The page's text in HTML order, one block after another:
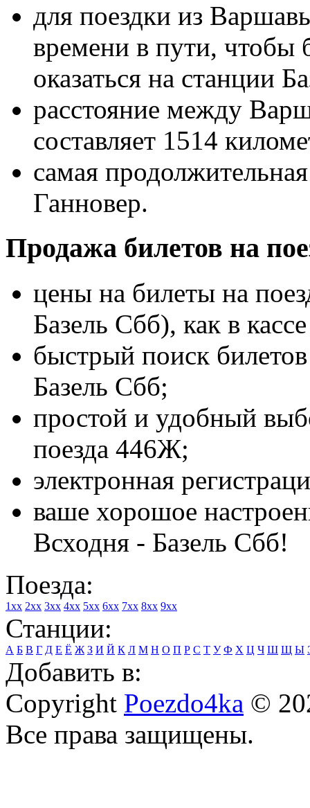
для поездки из
времени в пути, чтобы
оказаться на станции
расстояние между
составляет 1514
самая
Ганновер.
Продажа билетов на
цены на билеты на
Базель Сбб), как в
быстрый поиск
Базель Сбб;
простой и удобный
поезда 446Ж;
электронная
ваше хорошое
Всходня - Базель Сбб!
Поезда:
1xx 2xx 3xx 4xx 5xx 6xx 7xx 8xx 9xx
Станции:
А Б В Г Д Е Ё Ж З И Й К Л М Н О П Р С Т У Ф Х Ц Ч Ш Щ Ы
Добавить в:
Copyright Poezdo4ka ©
Все права защищены.